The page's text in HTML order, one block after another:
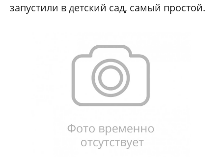
запустили в детский сад, самый простой.